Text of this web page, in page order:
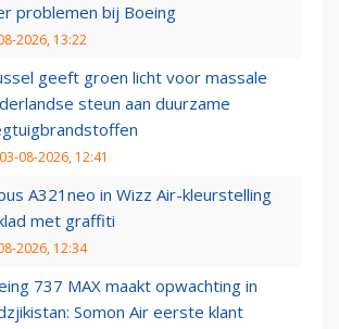
problemen bij Boeing
2026, 13:22
geeft groen licht voor massale
steun aan duurzame
03-08-2026, 12:41
A321neo in Wizz Air-kleurstelling
met graffiti
2026, 12:34
737 MAX maakt opwachting in
Somon Air eerste klant